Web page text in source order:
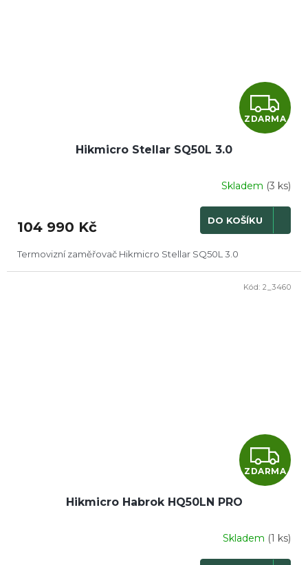
Z
D
R
M
ZDARMA
Hikmicro Stellar SQ50L 3.0
Skladem (3 ks)
104 990 Kč DO KOŠÍKU
Termovizní zaměřovač Hikmicro Stellar SQ50L 3.0
Z
D
R
ZDARMA
Hikmicro Habrok HQ50LN PRO
Skladem (1 ks)
Kód: 2_3460